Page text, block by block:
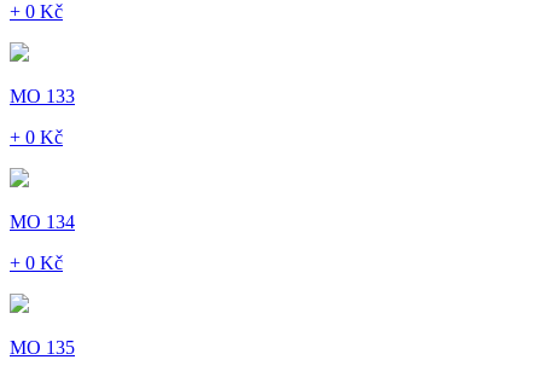
+ 0 Kč
MO 133
+ 0 Kč
MO 134
+ 0 Kč
MO 135